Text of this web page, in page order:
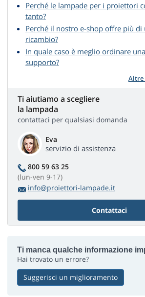
Perché le lampade per i proiettori
tanto?
Perché il nostro e-shop offre più di
ricambio?
In quale caso è meglio ordinare
supporto?
Ti aiutiamo a scegliere
la lampada
contattaci per qualsiasi domanda
Eva
servizio di assistenza
800 59 63 25
(lun-ven 9-17)
info@proiettori-lampade.it
Contattaci
Ti manca qualche informazione
Hai trovato un errore?
Suggerisci un miglioramento